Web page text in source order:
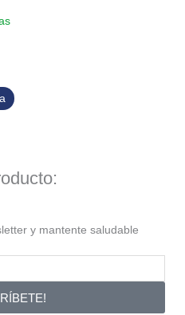
y mantente saludable